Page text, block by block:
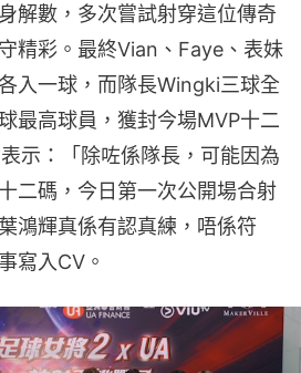
解數，多次嘗試射穿這位傳奇
精彩。最終Vian、Faye、表妹
入一球，而隊長Wingki三球全
最高球員，獲封今場MVP十二
示：「除咗係隊長，可能因為
二碼，今日第一次公開場合射
鴻輝真係有認真練，唔係符
寫入CV。